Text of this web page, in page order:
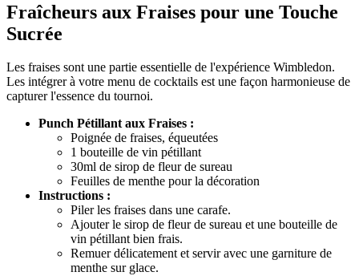
Fraîcheurs aux Fraises pour une Touche
Sucrée
Les fraises sont une partie essentielle de l'expérience Wimbledon.
Les intégrer à votre menu de cocktails est une façon harmonieuse de
capturer l'essence du tournoi.
Punch Pétillant aux Fraises :
Poignée de fraises, équeutées
1 bouteille de vin pétillant
30ml de sirop de fleur de sureau
Feuilles de menthe pour la décoration
Instructions :
Piler les fraises dans une carafe.
Ajouter le sirop de fleur de sureau et une bouteille de
vin pétillant bien frais.
Remuer délicatement et servir avec une garniture de
menthe sur glace.